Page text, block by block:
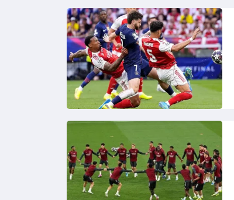
Снимка: Клубен сайт на Пари
Сен Жермен